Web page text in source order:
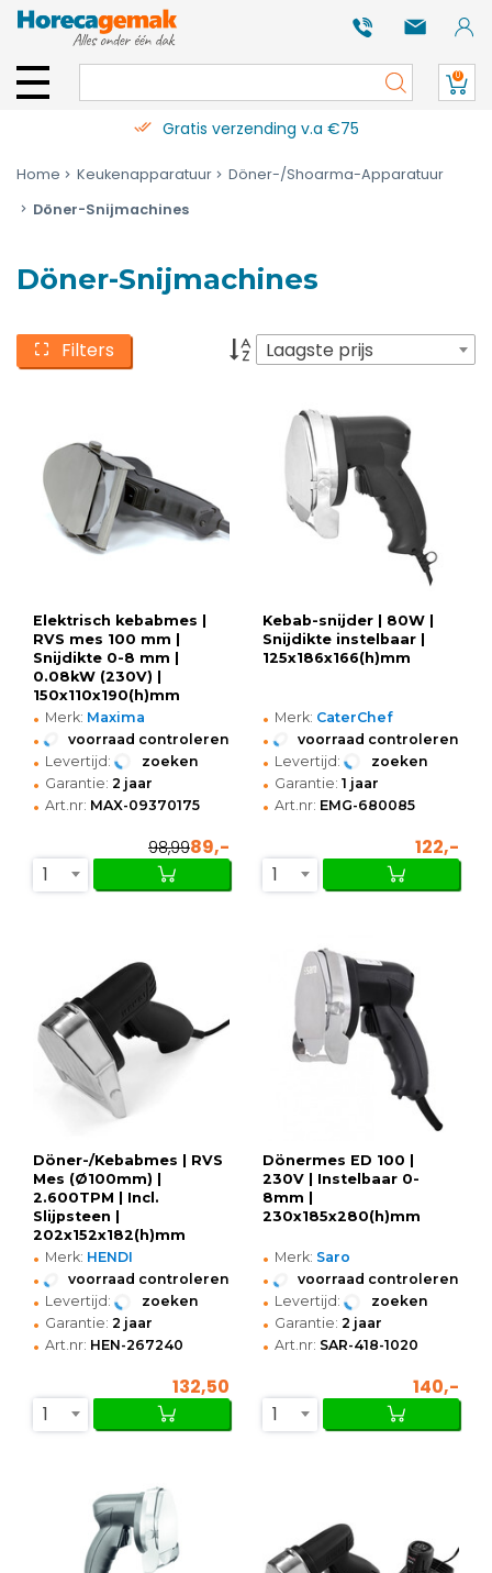
0
Gratis verzending v.a €75
Home Keukenapparatuur
Döner-/Shoarma-Apparatuur
Döner-Snijmachines
Döner-Snijmachines
Filters Laagste prijs
Elektrisch kebabmes |
RVS mes 100 mm |
Snijdikte 0-8 mm |
0.08kW (230V) |
150x110x190(h)mm
• Merk: Maxima
• voorraad controleren
• Levertijd: zoeken
• Garantie: 2 jaar
• Art.nr: MAX-09370175
98,9989,-
1
Kebab-snijder | 80W |
Snijdikte instelbaar |
125x186x166(h)mm
• Merk: CaterChef
• voorraad controleren
• Levertijd: zoeken
• Garantie: 1 jaar
• Art.nr: EMG-680085
122,-
1
Döner-/Kebabmes | RVS
Mes (Ø100mm) |
2.600TPM | Incl.
Slijpsteen |
202x152x182(h)mm
• Merk: HENDI
• voorraad controleren
• Levertijd: zoeken
• Garantie: 2 jaar
• Art.nr: HEN-267240
132,50
1
Dönermes ED 100 |
230V | Instelbaar 0-
8mm |
230x185x280(h)mm
• Merk: Saro
• voorraad controleren
• Levertijd: zoeken
• Garantie: 2 jaar
• Art.nr: SAR-418-1020
140,-
1